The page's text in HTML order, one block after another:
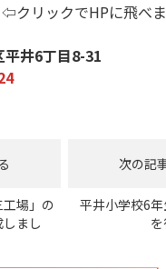
クリックでHPに飛べ
平井6丁目8-31
場」の
まし
次の記
平井小学校6